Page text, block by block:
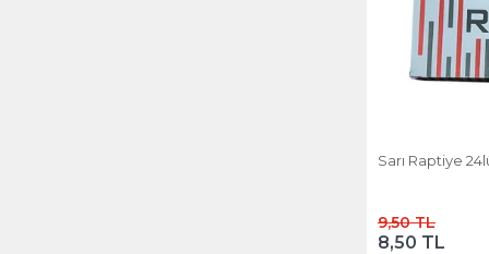
Sarı Raptiye
9,50 TL
8,50 TL